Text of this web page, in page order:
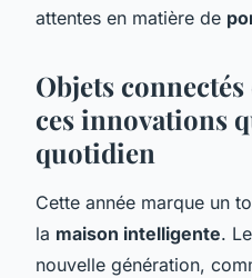
attentes en matière de
Objets
ces innovations
quotidien
Cette année marque un
la maison intelligente.
nouvelle génération,